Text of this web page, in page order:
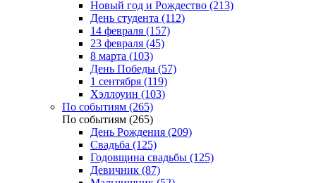
Новый год и Рождество (213)
День студента (112)
14 февраля (157)
23 февраля (45)
8 марта (103)
День Победы (57)
1 сентября (119)
Хэллоуин (103)
По событиям (265)
По событиям (265)
День Рождения (209)
Свадьба (125)
Годовщина свадьбы (125)
Девичник (87)